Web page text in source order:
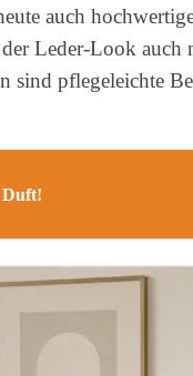
auch
Leder-Look
pflegeleichte
Duft!